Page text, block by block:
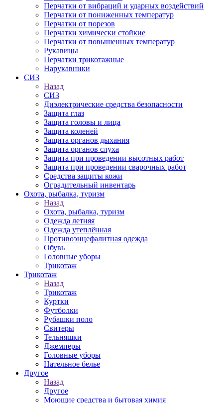
Перчатки от вибраций и ударных воздействий
Перчатки от пониженных температур
Перчатки от порезов
Перчатки химически стойкие
Перчатки от повышенных температур
Рукавицы
Перчатки трикотажные
Нарукавники
СИЗ
Назад
СИЗ
Диэлектрические средства безопасности
Защита глаз
Защита головы и лица
Защита коленей
Защита органов дыхания
Защита органов слуха
Защита при проведении высотных работ
Защита при проведении сварочных работ
Средства защиты кожи
Оградительный инвентарь
Охота, рыбалка, туризм
Назад
Охота, рыбалка, туризм
Одежда летняя
Одежда утеплённая
Противоэнцефалитная одежда
Обувь
Головные уборы
Трикотаж
Трикотаж
Назад
Трикотаж
Куртки
Футболки
Рубашки поло
Свитеры
Тельняшки
Джемперы
Головные уборы
Нательное белье
Другое
Назад
Другое
Моющие средства и бытовая химия